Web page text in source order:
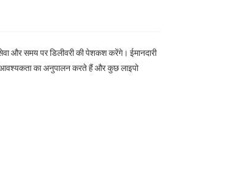
और समय पर डिलीवरी की पेशकश करेंगे। ईमानदारी
आवश्यकता का अनुपालन करते हैं और कुछ लाइपो